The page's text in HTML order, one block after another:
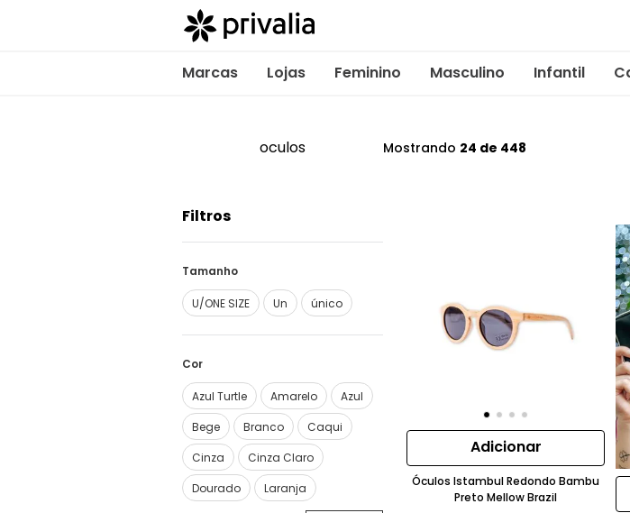
Marcas Lojas Feminino Masculino Infantil
oculos Mostrando 24 de 448
Filtros
Tamanho
U/ONE SIZE Un único
Cor
Azul Turtle Amarelo
Azul
Bege
Branco
Caqui
Cinza
Cinza Claro
Dourado
Laranja
Adicionar
Óculos Istambul Redondo Bambu
Preto Mellow Brazil